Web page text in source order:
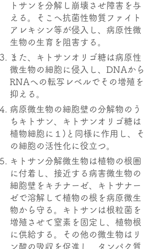
トサンを分解し崩壊させ障害を与
える。そこへ抗菌性物質ファイト
アレキシン等が侵入し、病原性微
生物の生育を阻害する。
また、キトサンオリゴ糖は病原性
微生物の細胞に侵入し、DNAから
RNAへの転写レベルでその増殖を
抑える。
病原微生物の細胞壁の分解物のう
ちキトサン、キトサンオリゴ糖は
植物細胞に１)と同様に作用し、そ
の細胞の活性化に役立つ。
キトサン分解微生物は植物の根圏
に付着し、接近する病害微生物の
細胞壁をキチナーゼ、キトサナー
ゼで溶解して植物の根を病原微生
物から守る。キトサンは根粒菌を
増殖させて窒素を固定し、植物根
に供給する。その他の微生物はリ
ン酸の吸収を促進し、タンパク質